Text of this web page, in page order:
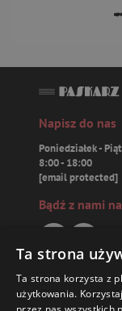
Napisz do nas
Poniedziałek -
8:00 - 18:00
[email protected]
Bądź z nami
Paskarz.pl
Ta strona
Ta strona korzysta z
użytkowania.